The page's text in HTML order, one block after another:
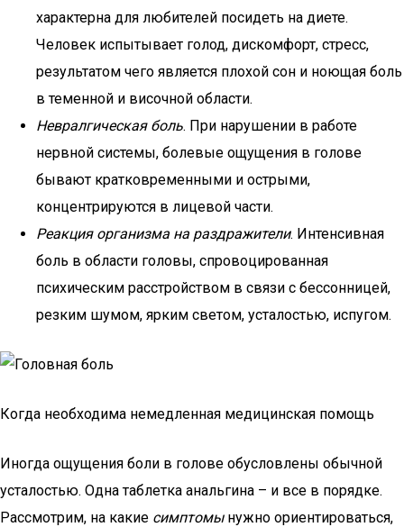
характерна для любителей посидеть на диете.
Человек испытывает голод, дискомфорт, стресс,
результатом чего является плохой сон и ноющая боль
в теменной и височной области.
Невралгическая боль. При нарушении в работе
нервной системы, болевые ощущения в голове
бывают кратковременными и острыми,
концентрируются в лицевой части.
Реакция организма на раздражители. Интенсивная
боль в области головы, спровоцированная
психическим расстройством в связи с бессонницей,
резким шумом, ярким светом, усталостью, испугом.
Когда необходима немедленная медицинская помощь
Иногда ощущения боли в голове обусловлены обычной
усталостью. Одна таблетка анальгина – и все в порядке.
Рассмотрим, на какие симптомынужно ориентироваться,